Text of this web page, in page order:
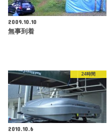
2009.10.10
無事到着
24時間
2010.10.6